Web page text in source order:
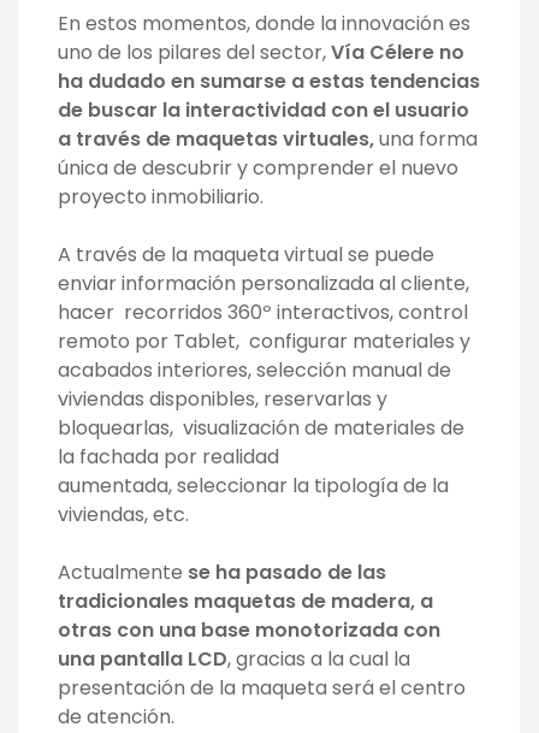
En estos momentos, donde la innovación es
uno de los pilares del sector,Vía Célere no
ha dudado en sumarse a estas tendencias
de buscar la interactividad con el usuario
a través de maquetas virtuales,una forma
única de descubrir y comprender el nuevo
proyecto inmobiliario.
A través de la maqueta virtual se puede
enviar información personalizada al cliente,
hacer recorridos 360º interactivos, control
remoto por Tablet, configurar materiales y
acabados interiores, selección manual de
viviendas disponibles, reservarlas y
bloquearlas, visualización de materiales de
la fachada por realidad
aumentada, seleccionar la tipología de la
viviendas, etc.
Actualmente se ha pasado de las
tradicionales maquetas de madera, a
otras con una base monotorizada con
una pantalla LCD, gracias a la cual la
presentación de la maqueta será el centro
de atención.